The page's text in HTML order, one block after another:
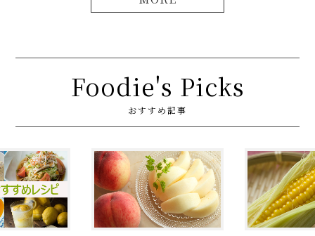
Foodie's Picks
おすすめ記事